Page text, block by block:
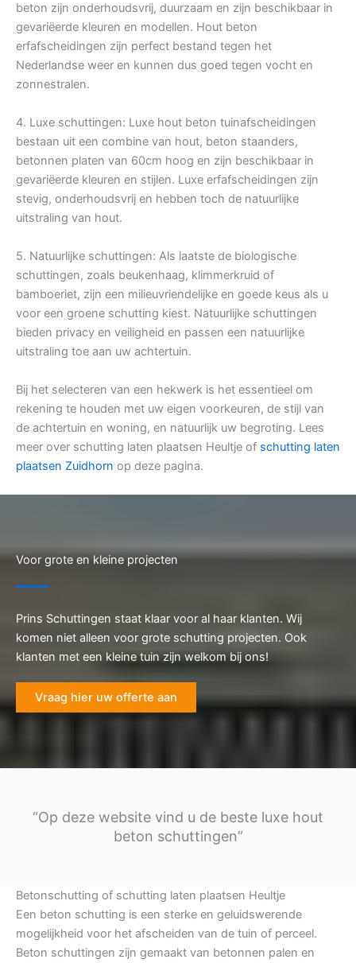
beton zijn onderhoudsvrij, duurzaam en zijn beschikbaar in
gevariëerde kleuren en modellen. Hout beton
erfafscheidingen zijn perfect bestand tegen het
Nederlandse weer en kunnen dus goed tegen vocht en
zonnestralen.
4. Luxe schuttingen: Luxe hout beton tuinafscheidingen
bestaan uit een combine van hout, beton staanders,
betonnen platen van 60cm hoog en zijn beschikbaar in
gevariëerde kleuren en stijlen. Luxe erfafscheidingen zijn
stevig, onderhoudsvrij en hebben toch de natuurlijke
uitstraling van hout.
5. Natuurlijke schuttingen: Als laatste de biologische
schuttingen, zoals beukenhaag, klimmerkruid of
bamboeriet, zijn een milieuvriendelijke en goede keus als u
voor een groene schutting kiest. Natuurlijke schuttingen
bieden privacy en veiligheid en passen een natuurlijke
uitstraling toe aan uw achtertuin.
Bij het selecteren van een hekwerk is het essentieel om
rekening te houden met uw eigen voorkeuren, de stijl van
de achtertuin en woning, en natuurlijk uw begroting. Lees
meer over schutting laten plaatsen Heultje of schutting laten
plaatsen Zuidhorn op deze pagina.
Voor grote en kleine projecten
Prins Schuttingen staat klaar voor al haar klanten. Wij
komen niet alleen voor grote schutting projecten. Ook
klanten met een kleine tuin zijn welkom bij ons!
Vraag hier uw offerte aan
“Op deze website vind u de beste luxe hout
beton schuttingen”
Betonschutting of schutting laten plaatsen Heultje
Een beton schutting is een sterke en geluidswerende
mogelijkheid voor het afscheiden van de tuin of perceel.
Beton schuttingen zijn gemaakt van betonnen palen en